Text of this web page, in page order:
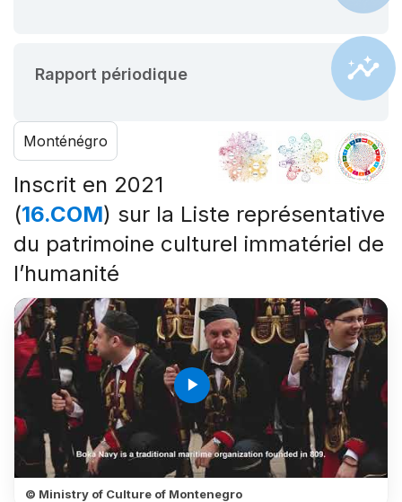
Rapport périodique
Monténégro
Inscrit en 2021
(16.COM) sur la Liste représentative
du patrimoine culturel immatériel de
l’humanité
play_arrow
© Ministry of Culture of Montenegro